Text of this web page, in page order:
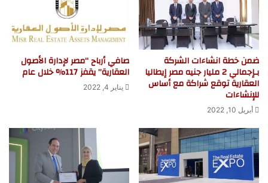
ضمن خطة انشاءات الشركة
بـإجمالي 2 مليار جنيه مصر إيطاليا
العقارية توقع شراكة مع أساس
للإنشاءات
أبريل 10, 2022
صافي أرباح “مصر ‏لإدارة الأصول
العقارية” يقفز 117% خلال عام
يناير 4, 2022